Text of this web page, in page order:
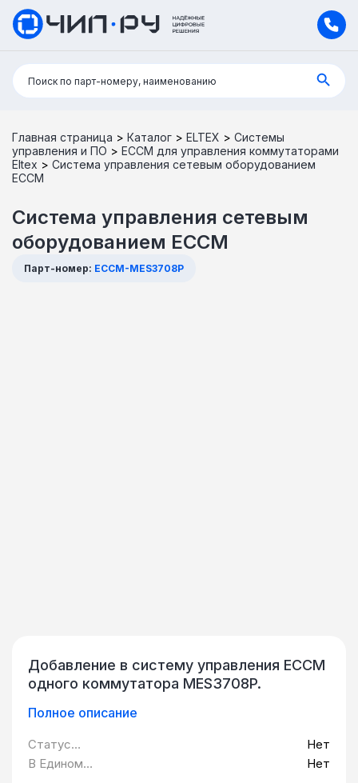
Поиск:
Поиск по парт-номеру, наименованию
Главная страница > Каталог > ELTEX > Системы
управления и ПО > ECCM для управления коммутаторами
Eltex > Система управления сетевым оборудованием
ECCM
Система управления сетевым
оборудованием ECCM
Парт-номер: ECCM-MES3708P
Добавление в систему управления ECCM
одного коммутатора MES3708P.
Полное описание
Статус
Минпромторг:
Нет
В Едином
Нет